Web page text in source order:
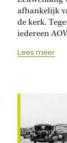
afhankelijk
de kerk.
iedereen
hoogte
van de
verleden:
Lees meer